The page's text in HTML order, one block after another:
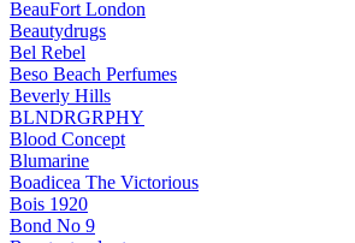
BeauFort London
Beautydrugs
Bel Rebel
Beso Beach Perfumes
Beverly Hills
BLNDRGRPHY
Blood Concept
Blumarine
Boadicea The Victorious
Bois 1920
Bond No 9